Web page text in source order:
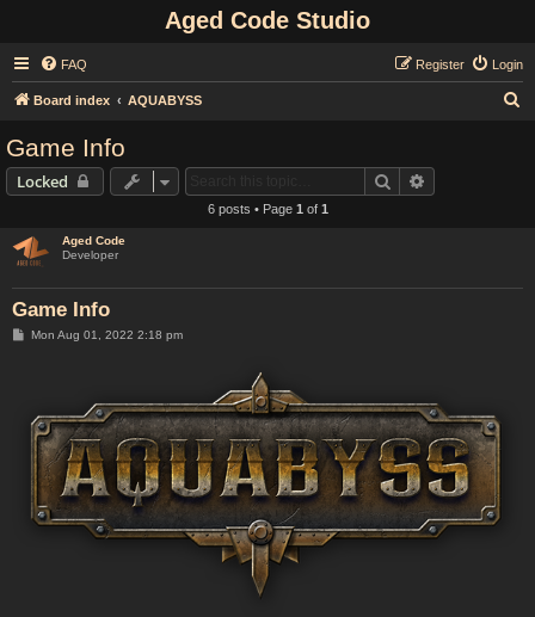
Aged Code Studio
FAQ Login
Register
Board index AQUABYSS
Game Info
Locked Search
6 posts • Page 1 of 1
Aged Code
Developer
Game Info
PMon Aug 01, 2022 2:18 pm